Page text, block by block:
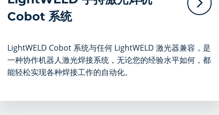
Cobot 系统
LightWELD Cobot 系统与任何 LightWELD 激光器兼容，是
一种协作机器人激光焊接系统，无论您的经验水平如何，都
能轻松实现各种焊接工作的自动化。